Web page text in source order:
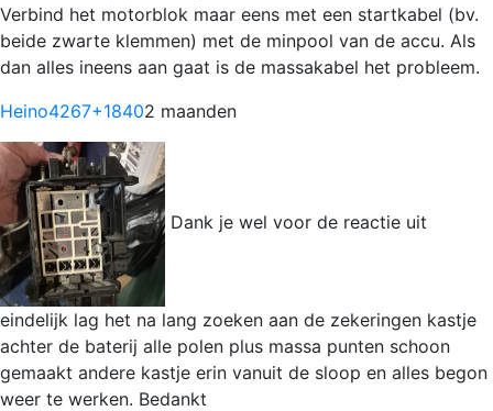
Verbind het motorblok maar eens met een startkabel (bv.
beide zwarte klemmen) met de minpool van de accu. Als
dan alles ineens aan gaat is de massakabel het probleem.
Heino4267+18402 maanden
Dank je wel voor de reactie uit
eindelijk lag het na lang zoeken aan de zekeringen kastje
achter de baterij alle polen plus massa punten schoon
gemaakt andere kastje erin vanuit de sloop en alles begon
weer te werken. Bedankt